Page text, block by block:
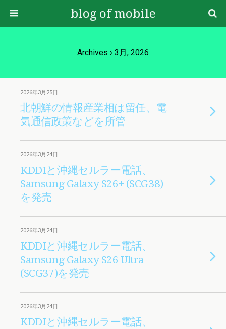
blog of mobile
Archives › 3月, 2026
2026年3月25日
北朝鮮の情報産業相は留任、電
気通信政策などを所管
2026年3月24日
KDDIと沖縄セルラー電話、
Samsung Galaxy S26+ (SCG38)
を発売
2026年3月24日
KDDIと沖縄セルラー電話、
Samsung Galaxy S26 Ultra
(SCG37)を発売
2026年3月24日
KDDIと沖縄セルラー電話、